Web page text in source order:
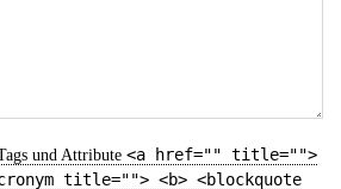
und Attribute <a href="" title="">
title=""> <b> <blockquote